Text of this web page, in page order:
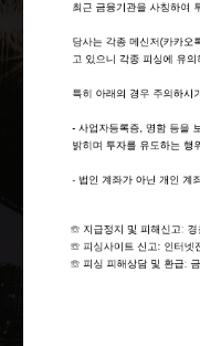
☏ 지급정지 및 피해신고: 경
☏ 피싱사이트 신고: 인터넷
☏ 피싱 피해상담 및 환급:
최근 금융기관을 사칭하여
당사는 각종 메신저(카카오
고 있으니 각종 피싱에 유의
특히 아래의 경우 주의하시
- 사업자등록증, 명함 등을
밝히며 투자를 유도하는 행
- 법인 계좌가 아닌 개인 계